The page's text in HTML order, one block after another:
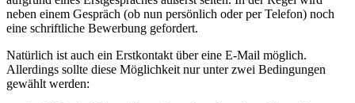
neben einem Gespräch (ob nun persönlich oder per Telefon) noch
eine schriftliche Bewerbung gefordert.
Natürlich ist auch ein Erstkontakt über eine E-Mail möglich.
Allerdings sollte diese Möglichkeit nur unter zwei Bedingungen
gewählt werden: